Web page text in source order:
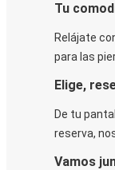
Tu
Relájate
para las
Elige,
De tu
reserva,
Vamos